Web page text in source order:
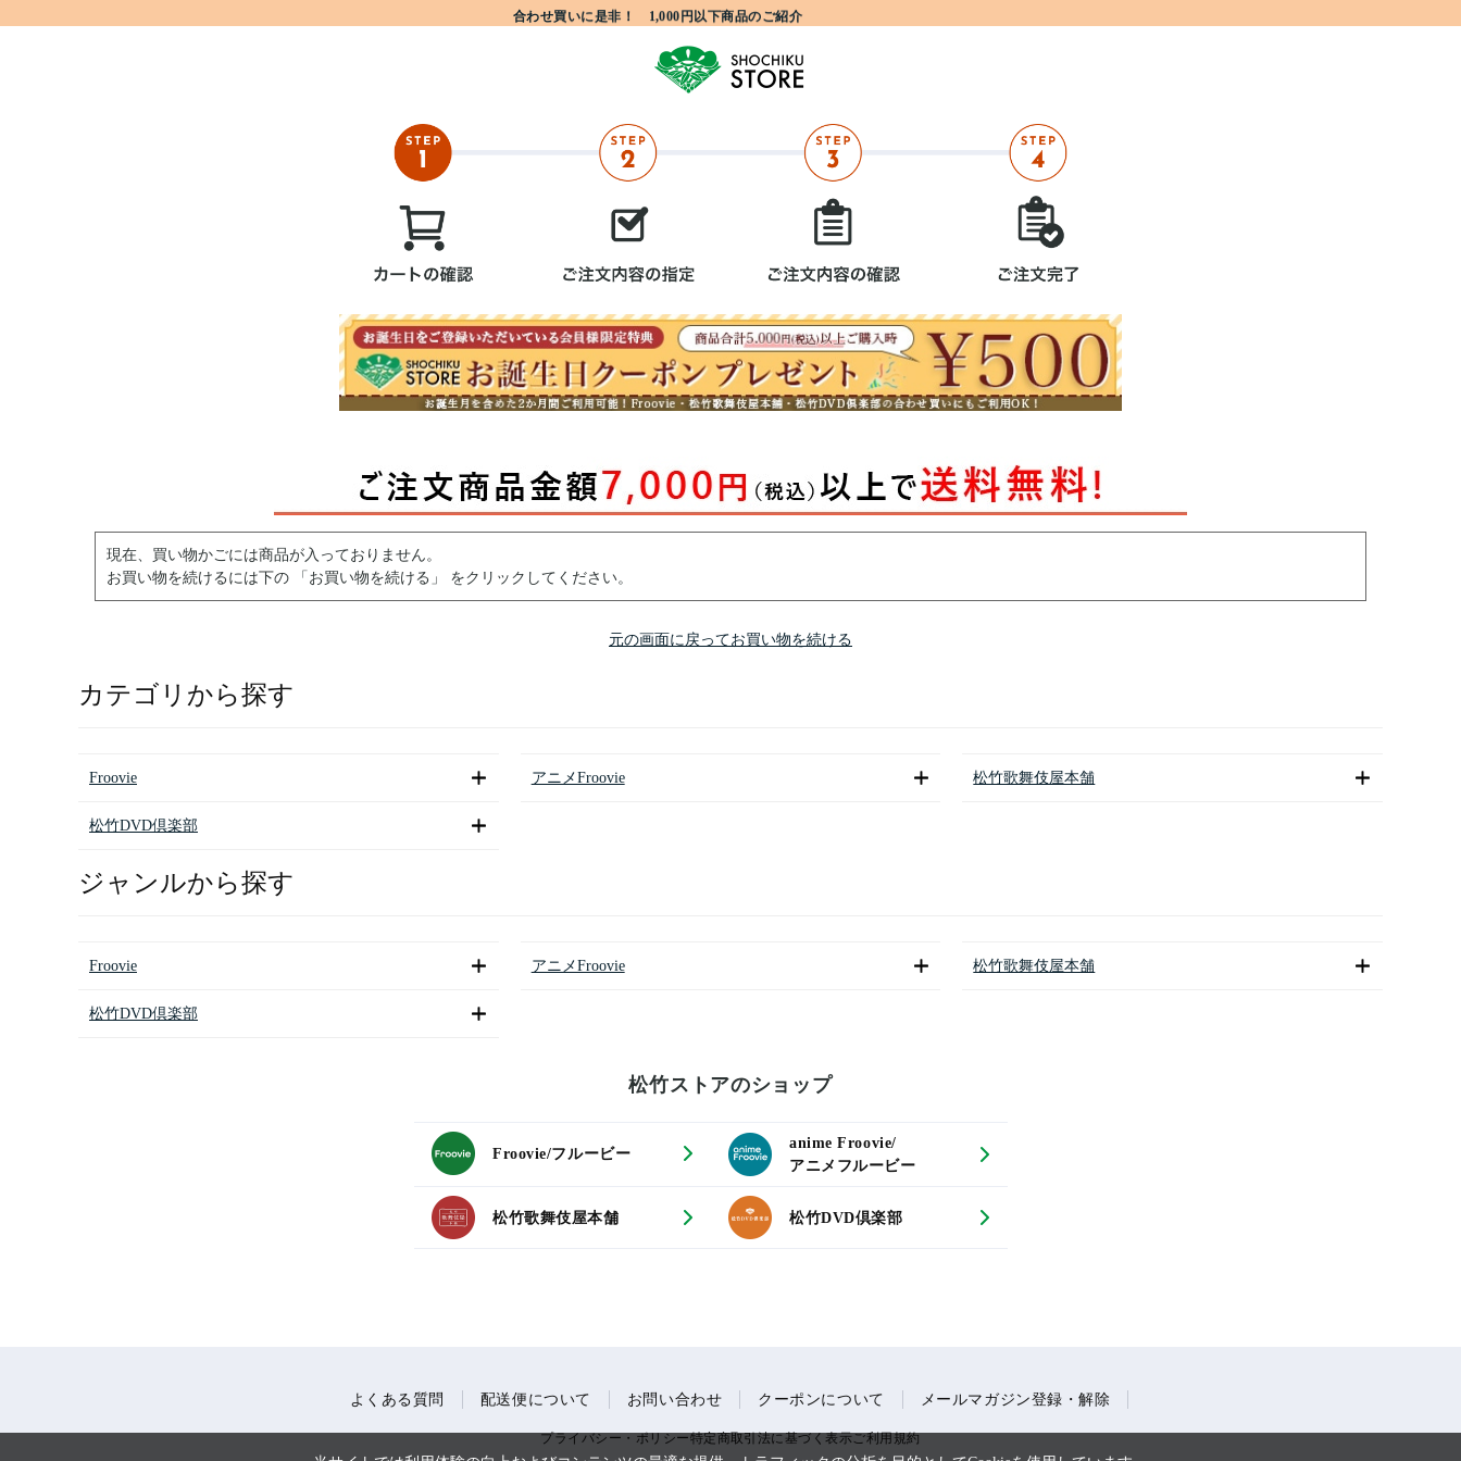
合わせ買いに是非！ 1,000円以下商品のご紹介
現在、買い物かごには商品が入っておりません。
お買い物を続けるには下の 「お買い物を続ける」 をクリックしてください。
元の画面に戻ってお買い物を続ける
カテゴリから探す
Froovie アニメFroovie 松竹歌舞伎屋本舗
松竹DVD倶楽部
ジャンルから探す
Froovie アニメFroovie 松竹歌舞伎屋本舗
松竹DVD倶楽部
松竹ストアのショップ
Froovie/フルービー
anime Froovie/
アニメフルービー
松竹歌舞伎屋本舗 松竹DVD倶楽部
よくある質問 配送便について お問い合わせ クーポンについて メールマガジン登録・解除
プライバシー・ポリシー特定商取引法に基づく表示ご利用規約